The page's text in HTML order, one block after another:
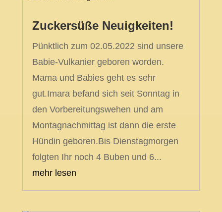
Zuckersüße Neuigkeiten!
Pünktlich zum 02.05.2022 sind unsere
Babie-Vulkanier geboren worden.
Mama und Babies geht es sehr
gut.Imara befand sich seit Sonntag in
den Vorbereitungswehen und am
Montagnachmittag ist dann die erste
Hündin geboren.Bis Dienstagmorgen
folgten Ihr noch 4 Buben und 6...
mehr lesen